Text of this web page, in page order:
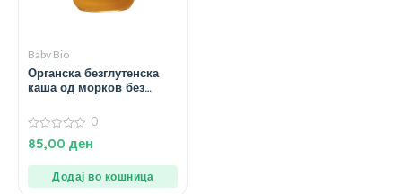
Baby Bio
Органска безглутенска
каша од морков без
4+ месеци – 130 гр.
0
од
0
85,00 ден
Додај во кошница